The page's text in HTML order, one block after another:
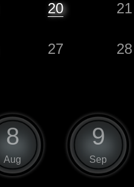
20 21
27 28
8
Aug
9
Sep